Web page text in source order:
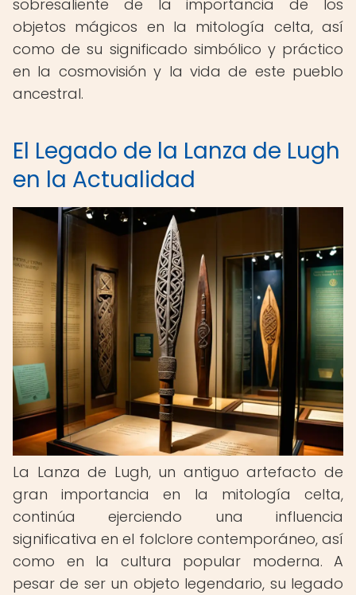
sobresaliente de la importancia de los
objetos mágicos en la mitología celta, así
como de su significado simbólico y práctico
en la cosmovisión y la vida de este pueblo
ancestral.
El Legado de la Lanza de Lugh
en la Actualidad
La Lanza de Lugh, un antiguo artefacto de
gran importancia en la mitología celta,
continúa ejerciendo una influencia
significativa en el folclore contemporáneo, así
como en la cultura popular moderna. A
pesar de ser un objeto legendario, su legado